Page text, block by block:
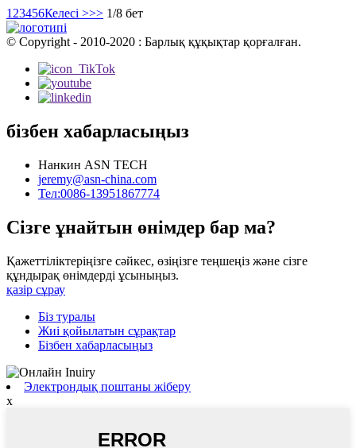
123456Келесі >>> 1/8 бет
© Copyright - 2010-2020 : Барлық құқықтар қорғалған.
бізбен хабарласыңыз
Нанкин ASN TECH
jeremy@asn-china.com
Тел:0086-13951867774
Сізге ұнайтын өнімдер бар ма?
Қажеттіліктеріңізге сәйкес, өзіңізге теңшеңіз және сізге
құндырақ өнімдерді ұсыныңыз.
қазір сұрау
Біз туралы
Жиі қойылатын сұрақтар
Бізбен хабарласыңыз
Электрондық поштаны жіберу
x